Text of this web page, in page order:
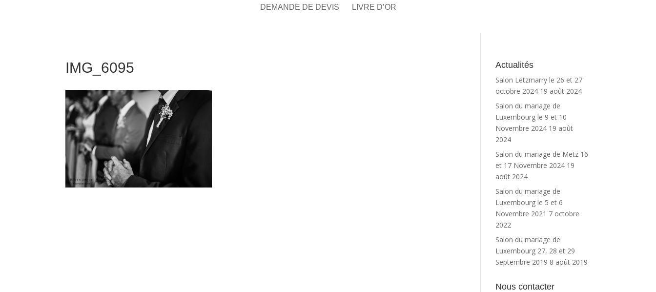
DEMANDE DE DEVIS LIVRE D’OR
IMG_6095 Actualités
Salon Lëtzmarry le 26 et 27
octobre 2024 19 août 2024
Salon du mariage de
Luxembourg le 9 et 10
Novembre 2024 19 août
2024
Salon du mariage de Metz 16
et 17 Novembre 2024 19
août 2024
Salon du mariage de
Luxembourg le 5 et 6
Novembre 2021 7 octobre
2022
Salon du mariage de
Luxembourg 27, 28 et 29
Septembre 2019 8 août 2019
Nous contacter